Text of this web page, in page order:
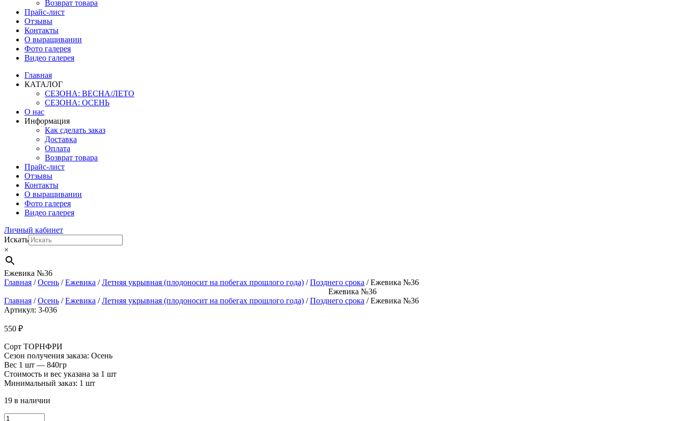
Возврат товара
Прайс-лист
Отзывы
Контакты
О выращивании
Фото галерея
Видео галерея
Главная
КАТАЛОГ
СЕЗОНА: ВЕСНА/ЛЕТО
СЕЗОНА: ОСЕНЬ
О нас
Информация
Как сделать заказ
Доставка
Оплата
Возврат товара
Прайс-лист
Отзывы
Контакты
О выращивании
Фото галерея
Видео галерея
Личный кабинет
Искать
×
Ежевика №36
Главная /Осень /Ежевика /Летняя укрывная (плодоносит на побегах прошлого года) /Позднего срока / Ежевика №36
Ежевика №36
Главная /Осень /Ежевика /Летняя укрывная (плодоносит на побегах прошлого года) /Позднего срока / Ежевика №36
Артикул: 3-036
550 ₽
Сорт ТОРНФРИ
Сезон получения заказа: Осень
Вес 1 шт — 840гр
Стоимость и вес указана за 1 шт
Минимальный заказ: 1 шт
19 в наличии
Количество